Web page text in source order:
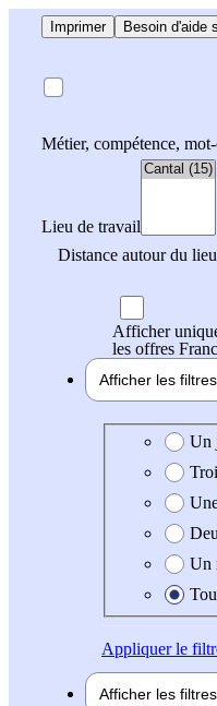
Imprimer Besoin d'aide
Métier, compétence,
Lieu de travail
Distance autour du
Afficher
les offres
Afficher les
Date de
Un
Un
Appliquerle
Afficher les